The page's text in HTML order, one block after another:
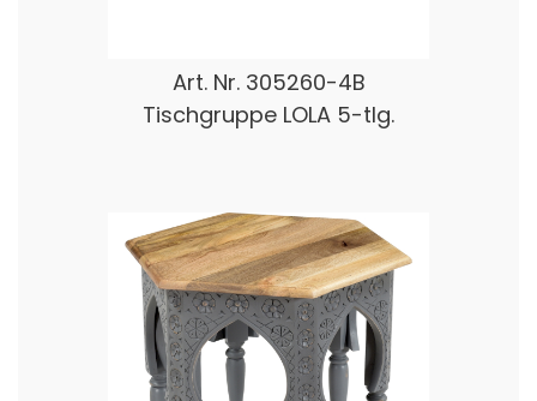
Art. Nr. 305260-4B
Tischgruppe LOLA 5-tlg.